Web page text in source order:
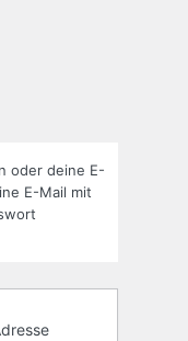
oder deine E-
E-Mail mit